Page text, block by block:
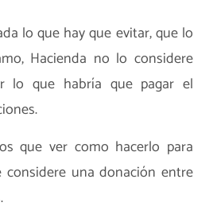
lo que hay que evitar, que lo
Hacienda no lo considere
lo que habría que pagar el
que ver como hacerlo para
considere una donación entre